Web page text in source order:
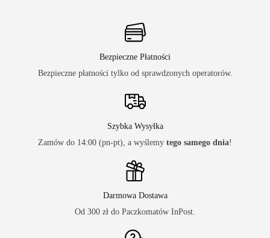
Bezpieczne Płatności
Bezpieczne płatności tylko od sprawdzonych operatorów.
Szybka Wysyłka
Zamów do 14:00 (pn-pt), a wyślemy tego samego dnia!
Darmowa Dostawa
Od 300 zł do Paczkomatów InPost.